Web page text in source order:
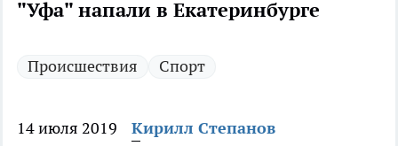
"Уфа" напали в Екатеринбурге
Происшествия Спорт
14 июля 2019 Кирилл Степанов